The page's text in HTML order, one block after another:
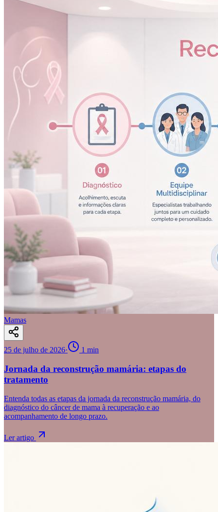
Mamas
25 de julho de 2026· 1 min
Jornada da reconstrução mamária: etapas do
tratamento
Entenda todas as etapas da jornada da reconstrução mamária, do
diagnóstico do câncer de mama à recuperação e ao
acompanhamento de longo prazo.
Ler artigo